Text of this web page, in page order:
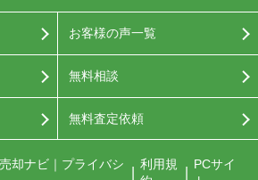
お客様の声一覧
無料相談
無料査定依頼
却ナビ｜プライバシ
利用規
PCサイ